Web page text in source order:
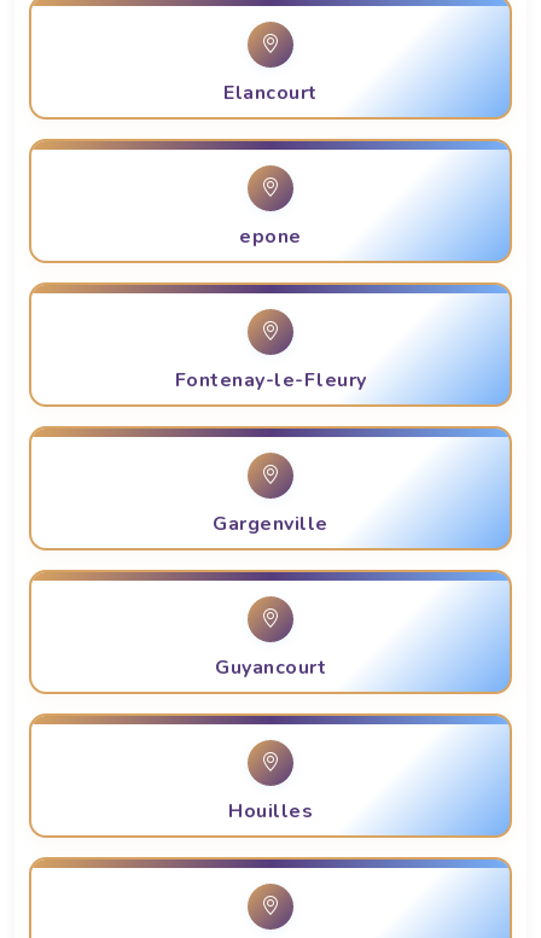
Elancourt
epone
Fontenay-le-Fleury
Gargenville
Guyancourt
Houilles